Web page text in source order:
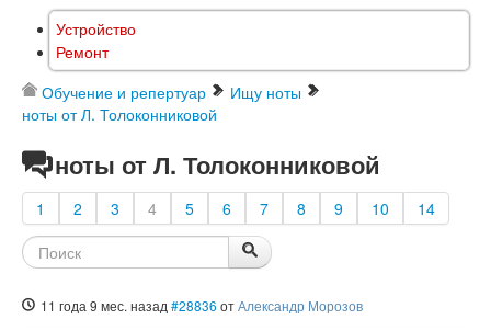
Устройство
Ремонт
Обучение и репертуар
Ищу ноты
ноты от Л. Толоконниковой
ноты от Л. Толоконниковой
1 2 3 4 5 6 7 8 9 10 14
11 года 9 мес. назад #28836 отАлександр Морозов